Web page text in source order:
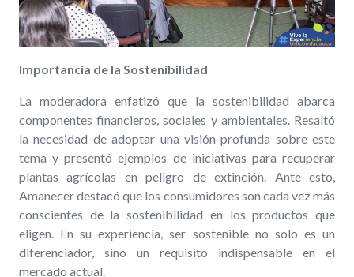
Importancia de la Sostenibilidad
La moderadora enfatizó que la sostenibilidad abarca
componentes financieros, sociales y ambientales. Resaltó
la necesidad de adoptar una visión profunda sobre este
tema y presentó ejemplos de iniciativas para recuperar
plantas agrícolas en peligro de extinción. Ante esto,
Amanecer destacó que los consumidores son cada vez más
conscientes de la sostenibilidad en los productos que
eligen. En su experiencia, ser sostenible no solo es un
diferenciador, sino un requisito indispensable en el
mercado actual.